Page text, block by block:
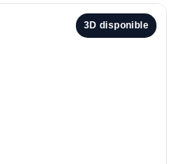
3D disponible